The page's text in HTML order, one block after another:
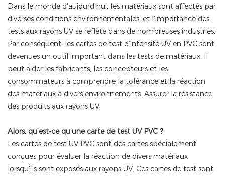
Dans le monde d'aujourd'hui, les matériaux sont affectés par
diverses conditions environnementales, et l'importance des
tests aux rayons UV se reflète dans de nombreuses industries.
Par conséquent, les cartes de test d’intensité UV en PVC sont
devenues un outil important dans les tests de matériaux. Il
peut aider les fabricants, les concepteurs et les
consommateurs à comprendre la tolérance et la réaction
des matériaux à divers environnements. Assurer la résistance
des produits aux rayons UV.
Alors, qu’est-ce qu’une carte de test UV PVC ?
Les cartes de test UV PVC sont des cartes spécialement
conçues pour évaluer la réaction de divers matériaux
lorsqu'ils sont exposés aux rayons UV. Ces cartes de test sont